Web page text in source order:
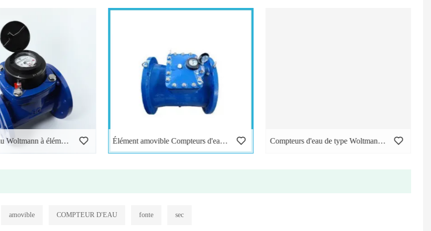
Compteur d'eau Woltmann à éléments amovibles Élément amovible Compteurs d'eau Woltmann Compteurs d'eau de type Woltman à éléments amovibles
amovible COMPTEUR D'EAU fonte sec